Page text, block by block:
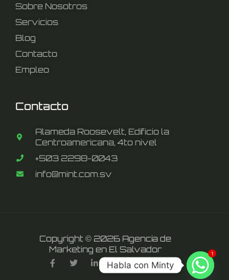
Contacto
Alameda Roosevelt, Edificio la
Centroamericana, 4to nivel
+503 2298-0043
info@mint.com.sv
Sobre Nosotros
Servicios
Blog
Contacto
Empleo
Copyright © 2026 Agencia de
Marketing en El Salvador
F
a
T
w i
Y
o
u
I
n
s
T
i
k
1
Habla con Minty